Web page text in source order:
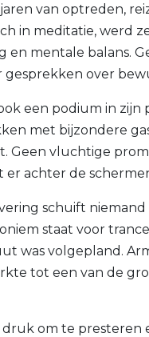
van optreden,
in meditatie, werd
en mentale balans.
gesprekken over
een podium in zijn
met bijzondere
Geen vluchtige
er achter de
schuift
staat voor
was volgepland.
tot een van de
om te presteren